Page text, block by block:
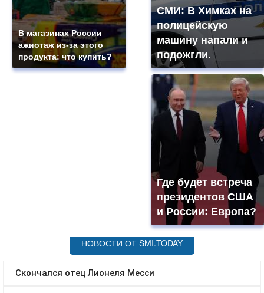
В магазинах России
ажиотаж из-за этого
продукта: что купить?
СМИ: В Химках на
полицейскую
машину напали и
подожгли.
Где будет встреча
президентов США
и России: Европа?